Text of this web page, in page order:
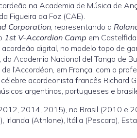
na Academia de Música de
Figueira da Foz (CAE).
Corporation, representando a
1st V-Accordion Camp em
digital, no modelo topo de
Academia Nacional del Tango de
l’Accordéon, em França, com o
acordeonista francês Richard
argentinos, portugueses e
2014, 2015), no Brasil (2010 e
(Athlone), Itália (Pescara),